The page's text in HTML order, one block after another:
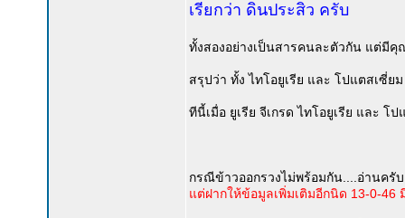
เรียกว่า ดินประสิว ครับ
ทั้งสองอย่างเป็นสารคนละตัวกัน แต่มี
สรุปว่า ทั้ง ไทโอยูเรีย และ โปแตสเซี่
ทีนี้เมื่อ ยูเรีย จีเกรด ไทโอยูเรีย และ
กรณีข้าวออกรวงไม่พร้อมกัน....อ่านครับ
แต่ฝากให้ข้อมูลเพิ่มเติมอีกนิด 13-0-